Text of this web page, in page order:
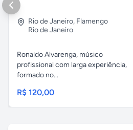
Rio de Janeiro, Flamengo
Rio de Janeiro
Ronaldo Alvarenga, músico
profissional com larga experiência,
formado no...
R$ 120,00